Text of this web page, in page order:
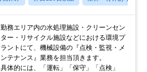
勤務エリア内の水処理施設・クリーンセン
ター・リサイクル施設などにおける環境プ
ラントにて、機械設備の『点検・監視・メ
ンテナンス』業務を担当頂きます。
具体的には、「運転」「保守」「点検」